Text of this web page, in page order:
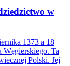
w
1373 a 18
Ta
Polski. Jej